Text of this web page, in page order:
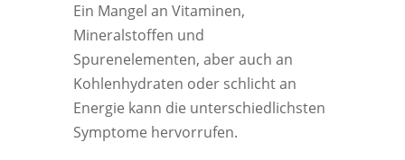
Ein Mangel an Vitaminen,
Mineralstoffen und
Spurenelementen, aber auch an
Kohlenhydraten oder schlicht an
Energie kann die unterschiedlichsten
Symptome hervorrufen.